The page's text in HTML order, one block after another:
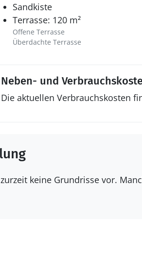
Sandkiste
Terrasse: 120 m²
Offene Terrasse
Überdachte Terrasse
Neben- und
Die aktuellen Verbrauchskosten
keine Grundrisse vor.